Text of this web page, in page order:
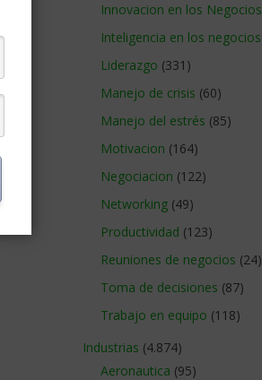
Innovacion en los Negocios
Inteligencia en los negocios
Liderazgo (331)
Manejo de crisis (60)
Manejo del estrés (85)
Motivacion (164)
Negociacion (122)
Networking (49)
Productividad (123)
Reuniones de negocios (24)
Toma de decisiones (87)
Trabajo en equipo (118)
Industrias (4.874)
Aeronautica (95)